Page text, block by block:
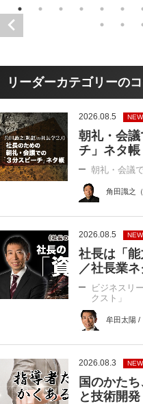
リーダーカテゴリーの
2026.08.5 NEW
朝礼・会
チ」ネタ帳
朝礼・会議
角田識之
2026.08.5 NEW
社長は「
／社長業
ビジネスリ
クスト」
牟田太陽 /
2026.08.3 NEW
国のかた
と技術開発